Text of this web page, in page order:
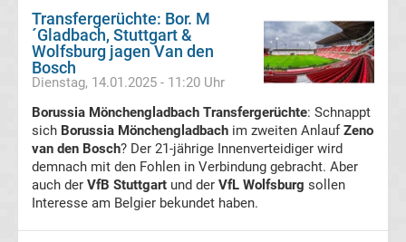
Bundesliga
Absteiger
Liste
Bundesliga
Transfergerüchte: Bor. M
´Gladbach, Stuttgart &
Wolfsburg jagen Van den
Bosch
Dienstag, 14.01.2025 - 11:20 Uhr
Borussia Mönchengladbach Transfergerüchte: Schnappt
sich Borussia Mönchengladbach im zweiten AnlaufZeno
van den Bosch? Der 21-jährige Innenverteidiger wird
demnach mit den Fohlen in Verbindung gebracht. Aber
auch der VfB Stuttgart und der VfL Wolfsburg sollen
Interesse am Belgier bekundet haben.